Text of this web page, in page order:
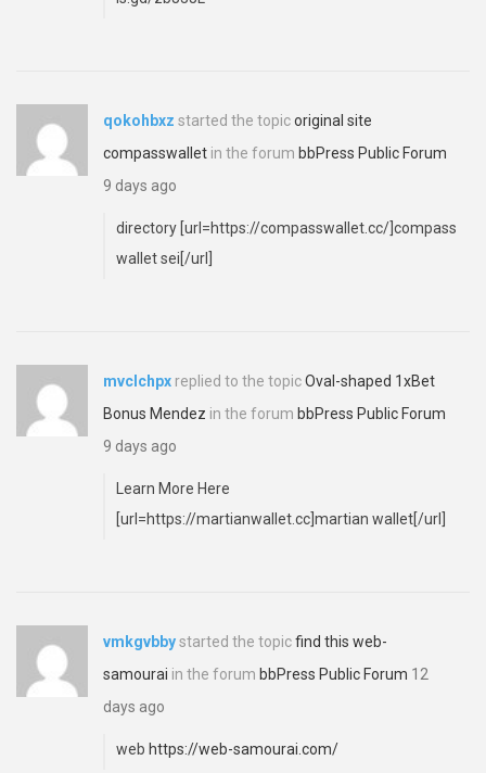
qokohbxz started the topicoriginal site
compasswallet in the forum bbPress Public Forum
9 days ago
directory [url=https://compasswallet.cc/]compass
wallet sei[/url]
mvclchpx replied to the topicOval-shaped 1xBet
Bonus Mendez in the forum bbPress Public Forum
9 days ago
Learn More Here
[url=https://martianwallet.cc]martian wallet[/url]
vmkgvbbystarted the topicfind this web-
samourai in the forum bbPress Public Forum 12
days ago
web https://web-samourai.com/